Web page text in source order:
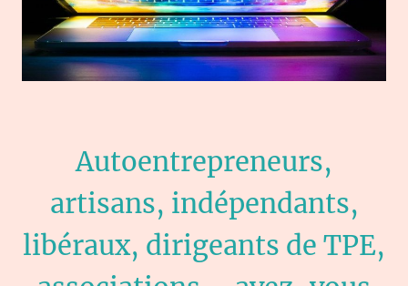
Autoentrepreneurs,
artisans, indépendants,
libéraux, dirigeants de TPE,